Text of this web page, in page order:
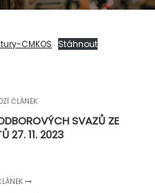
CMKOS Stáhnout
ČLÁNEK
SVAZŮ ZE
27. 11. 2023